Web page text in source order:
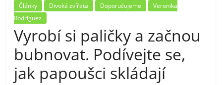
Články Divoká zvířata Doporučujeme
Veronika
Rodriguez
Vyrobí si paličky a začnou
bubnovat. Podívejte se,
jak papoušci skládají